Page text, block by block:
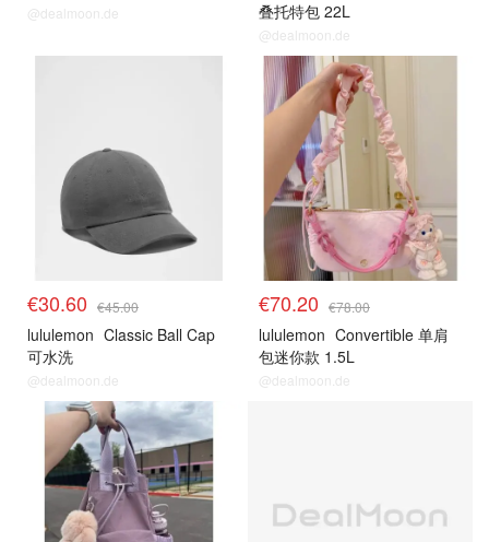
@dealmoon.de
叠托特包 22L
@dealmoon.de
€30.60 €45.00
lululemon Classic Ball Cap
可水洗
@dealmoon.de
€70.20 €78.00
lululemon Convertible 单肩
包迷你款 1.5L
@dealmoon.de